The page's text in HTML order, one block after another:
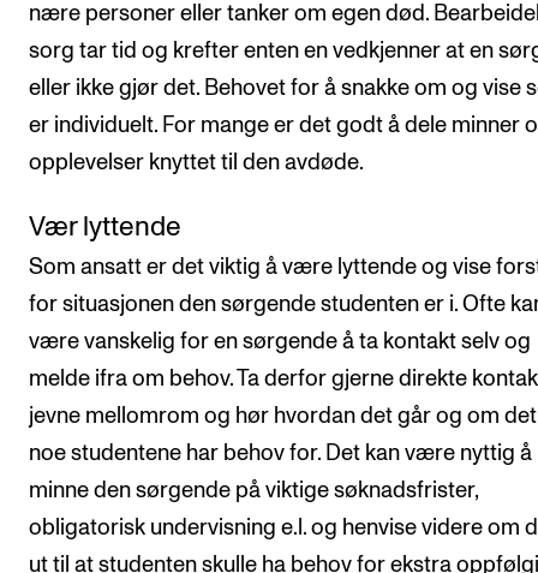
nære personer eller tanker om egen død.
sorg tar tid og krefter enten en vedkjenner at en
eller ikke gjør det. Behovet for å snakke om og vise
er individuelt. For mange er det godt å dele minner
opplevelser knyttet til den avdøde.
Vær lyttende
Som ansatt er det viktig å være lyttende og vise
for situasjonen den sørgende studenten er i. Ofte
være vanskelig for en sørgende å ta kontakt selv og
melde ifra om behov. Ta derfor gjerne direkte
jevne mellomrom og hør hvordan det går og om
noe studentene har behov for. Det kan være nyttig å
minne den sørgende på viktige søknadsfrister,
obligatorisk undervisning e.l. og henvise videre om
ut til at studenten skulle ha behov for ekstra